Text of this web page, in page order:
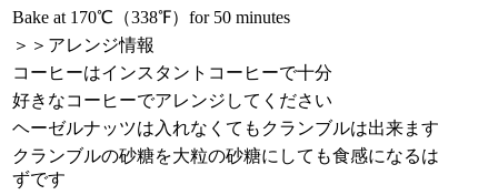
Bake at 170℃（338℉）for 50 minutes
＞＞アレンジ情報
コーヒーはインスタントコーヒーで十分
好きなコーヒーでアレンジしてください
ヘーゼルナッツは入れなくてもクランブルは出来ます
クランブルの砂糖を大粒の砂糖にしても食感になるは
ずです